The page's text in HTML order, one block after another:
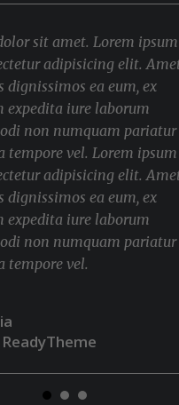
sit amet. Lorem
adipisicing elit.
dignissimos ea eum, ex
expedita iure laborum
non numquam pariatur
tempore vel. Lorem
adipisicing elit.
dignissimos ea eum, ex
expedita iure laborum
non numquam pariatur
tempore vel.
ReadyTheme